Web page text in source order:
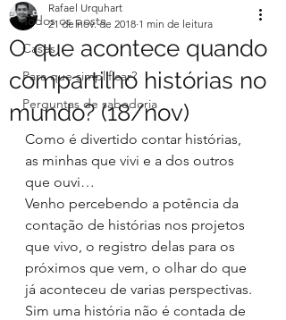
Todos os posts
Cases
Para que simplificar?
Perguntas de sabedoria
O que acontece quando
compartilho histórias no
mundo? (18/nov)
Rafael Urquhart
21 de nov. de 2018 1 min de leitura
Como é divertido contar histórias,
as minhas que vivi e a dos outros
que ouvi…
Venho percebendo a potência da
contação de histórias nos projetos
que vivo, o registro delas para os
próximos que vem, o olhar do que
já aconteceu de varias perspectivas.
Sim uma história não é contada de